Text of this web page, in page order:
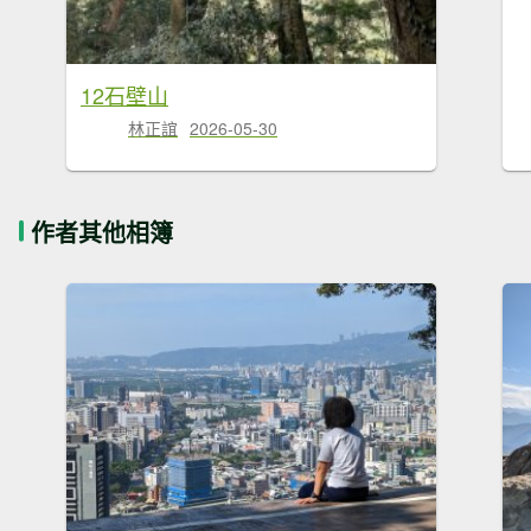
12石壁山
林正誼 2026-05-30
作者其他相簿